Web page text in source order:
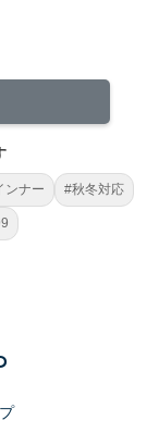
ンナー #秋冬対応